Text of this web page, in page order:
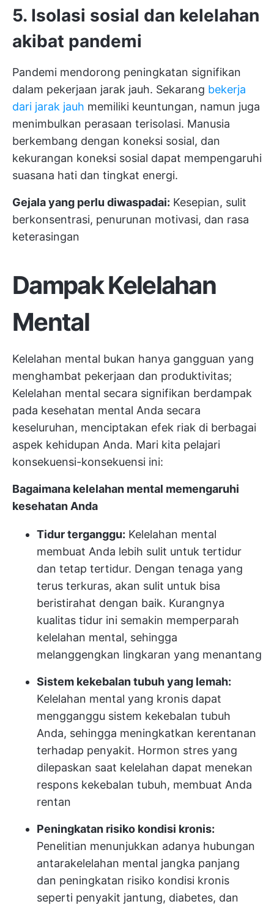
5. Isolasi sosial dan kelelahan
akibat pandemi
Pandemi mendorong peningkatan signifikan
dalam pekerjaan jarak jauh. Sekarang bekerja
dari jarak jauh memiliki keuntungan, namun juga
menimbulkan perasaan terisolasi. Manusia
berkembang dengan koneksi sosial, dan
kekurangan koneksi sosial dapat mempengaruhi
suasana hati dan tingkat energi.
Gejala yang perlu diwaspadai: Kesepian, sulit
berkonsentrasi, penurunan motivasi, dan rasa
keterasingan
Dampak Kelelahan
Mental
Kelelahan mental bukan hanya gangguan yang
menghambat pekerjaan dan produktivitas;
Kelelahan mental secara signifikan berdampak
pada kesehatan mental Anda secara
keseluruhan, menciptakan efek riak di berbagai
aspek kehidupan Anda. Mari kita pelajari
konsekuensi-konsekuensi ini:
Bagaimana kelelahan mental memengaruhi
kesehatan Anda
Tidur terganggu: Kelelahan mental
membuat Anda lebih sulit untuk tertidur
dan tetap tertidur. Dengan tenaga yang
terus terkuras, akan sulit untuk bisa
beristirahat dengan baik. Kurangnya
kualitas tidur ini semakin memperparah
kelelahan mental, sehingga
melanggengkan lingkaran yang menantang
Sistem kekebalan tubuh yang lemah:
Kelelahan mental yang kronis dapat
mengganggu sistem kekebalan tubuh
Anda, sehingga meningkatkan kerentanan
terhadap penyakit. Hormon stres yang
dilepaskan saat kelelahan dapat menekan
respons kekebalan tubuh, membuat Anda
rentan
Peningkatan risiko kondisi kronis:
Penelitian menunjukkan adanya hubungan
antarakelelahan mental jangka panjang
dan peningkatan risiko kondisi kronis
seperti penyakit jantung, diabetes, dan